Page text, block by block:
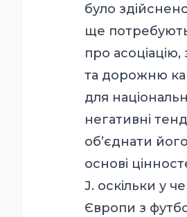
було
ще
про
та дорожню
для
негативні
об’єднати
основі
J. оскільки у
Європи з